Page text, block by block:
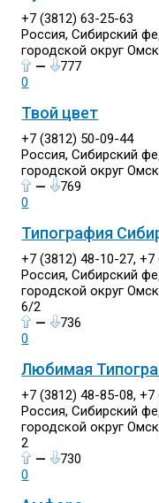
+7 (3812) 63-25-63
Россия, Сибирский
городской округ
—
777
0
Твой цвет
+7 (3812) 50-09-44
Россия, Сибирский
городской округ
—
769
0
Типография
+7 (3812) 48-10-27,
Россия, Сибирский
городской округ
6/2
—
736
0
Любимая
+7 (3812) 48-85-08,
Россия, Сибирский
городской округ
2
—
730
0